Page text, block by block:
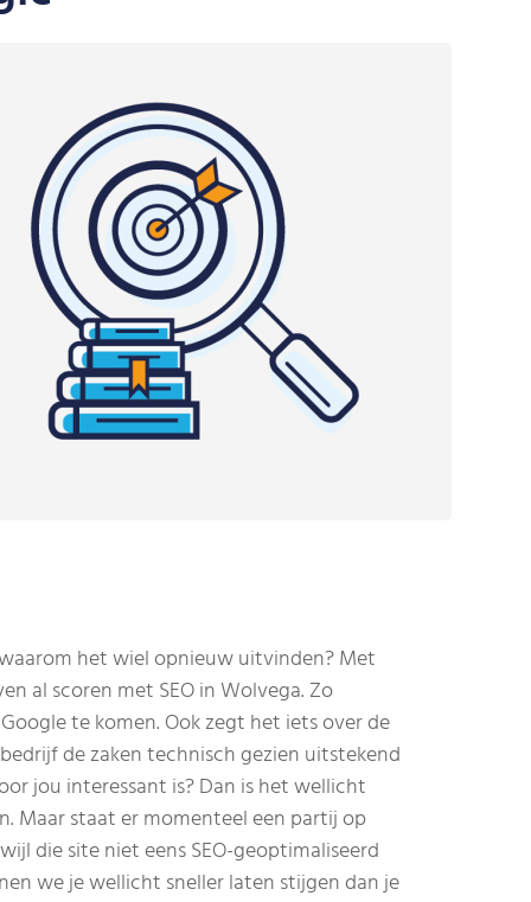
het wiel opnieuw uitvinden? Met
al scoren met SEO in Wolvega. Zo
te komen. Ook zegt het iets over de
de zaken technisch gezien uitstekend
jou interessant is? Dan is het wellicht
Maar staat er momenteel een partij op
die site niet eens SEO-geoptimaliseerd
we je wellicht sneller laten stijgen dan je